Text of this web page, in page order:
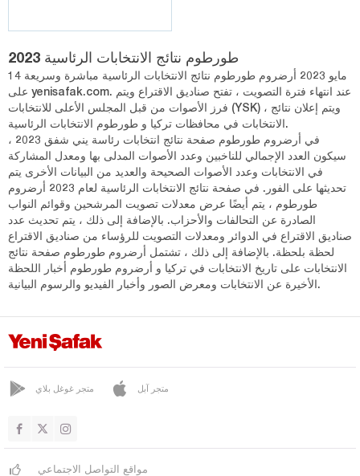
طورطوم نتائج الانتخابات الرئاسية 2023
14 مايو 2023 أرضروم طورطوم نتائج الانتخابات الرئاسية مباشرة وسريعة
على yenisafak.com. عند انتهاء فترة التصويت ، تفتح صناديق الاقتراع ويتم
فرز الأصوات من قبل المجلس الأعلى للانتخابات (YSK) ، ويتم إعلان نتائج
الانتخابات في محافظات تركيا و طورطوم الانتخابات الرئاسية.
في أرضروم طورطوم صفحة نتائج انتخابات رئاسة يني شفق 2023 ،
سيكون العدد الإجمالي للناخبين وعدد الأصوات المدلى بها ومعدل المشاركة
في الانتخابات وعدد الأصوات الصحيحة والعديد من البيانات الأخرى يتم
تحديثها على الفور. في صفحة نتائج الانتخابات الرئاسية لعام 2023 أرضروم
طورطوم ، يتم أيضًا عرض معدلات تصويت المرشحين وقوائم النواب
الصادرة عن التحالفات والأحزاب. بالإضافة إلى ذلك ، يتم تحديث عدد
صناديق الاقتراع في الدوائر ومعدلات التصويت للرؤساء من صناديق الاقتراع
لحظة بلحظة. بالإضافة إلى ذلك ، تشتمل أرضروم طورطوم صفحة نتائج
الانتخابات على تاريخ الانتخابات في تركيا و أرضروم طورطوم أخبار اللحظة
الأخيرة عن الانتخابات ومعرض الصور وأخبار الفيديو والرسوم البيانية.
متجر غوغل بلاي متجر آبل
مواقع التواصل الاجتماعي